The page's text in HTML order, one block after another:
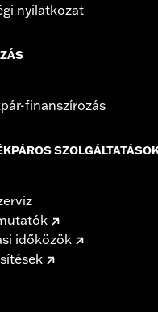
nyilatkozat
finanszírozás
időközök